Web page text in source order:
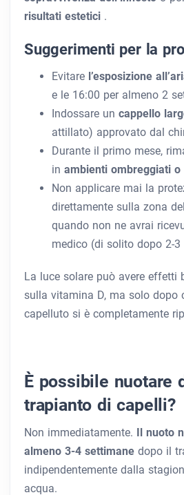
risultati estetici .
Suggerimenti per la
Evitare l’esposizione
e le 16:00 per almeno 2
Indossare un cappello
attillato) approvato dal
Durante il primo mese,
in ambienti ombreggiati o
Non applicare mai la
direttamente sulla zona
quando non ne avrai
medico (di solito dopo 2-3
La luce solare può avere effetti
sulla vitamina D, ma solo dopo
capelluto si è completamente
È possibile nuotare
trapianto di capelli?
Non immediatamente. Il nuoto
almeno 3-4 settimane dopo il
indipendentemente dalla
acqua.